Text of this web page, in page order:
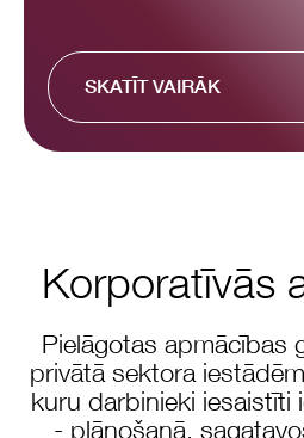
SKATĪT VAIRĀK
Korporatīvās
Pielāgotas apmācības
privātā sektora
kuru darbinieki iesaistīti
- plānošanā,